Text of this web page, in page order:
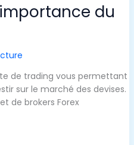
du
de trading vous permettant
sur le marché des devises.
de brokers Forex